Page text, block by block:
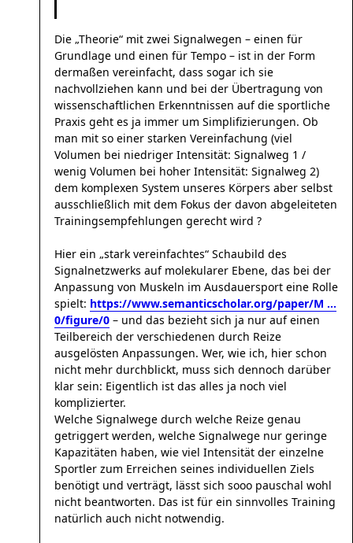
Die „Theorie“ mit zwei Signalwegen – einen für
Grundlage und einen für Tempo – ist in der Form
dermaßen vereinfacht, dass sogar ich sie
nachvollziehen kann und bei der Übertragung von
wissenschaftlichen Erkenntnissen auf die sportliche
Praxis geht es ja immer um Simplifizierungen. Ob
man mit so einer starken Vereinfachung (viel
Volumen bei niedriger Intensität: Signalweg 1 /
wenig Volumen bei hoher Intensität: Signalweg 2)
dem komplexen System unseres Körpers aber selbst
ausschließlich mit dem Fokus der davon abgeleiteten
Trainingsempfehlungen gerecht wird ?
Hier ein „stark vereinfachtes“ Schaubild des
Signalnetzwerks auf molekularer Ebene, das bei der
Anpassung von Muskeln im Ausdauersport eine Rolle
spielt: https://www.semanticscholar.org/paper/M ...
0/figure/0 – und das bezieht sich ja nur auf einen
Teilbereich der verschiedenen durch Reize
ausgelösten Anpassungen. Wer, wie ich, hier schon
nicht mehr durchblickt, muss sich dennoch darüber
klar sein: Eigentlich ist das alles ja noch viel
komplizierter.
Welche Signalwege durch welche Reize genau
getriggert werden, welche Signalwege nur geringe
Kapazitäten haben, wie viel Intensität der einzelne
Sportler zum Erreichen seines individuellen Ziels
benötigt und verträgt, lässt sich sooo pauschal wohl
nicht beantworten. Das ist für ein sinnvolles Training
natürlich auch nicht notwendig.